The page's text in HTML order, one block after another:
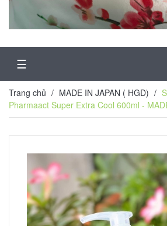
☰
Trang chủ / MADE IN JAPAN ( HGD) /
Pharmaact Super Extra Cool 600ml -